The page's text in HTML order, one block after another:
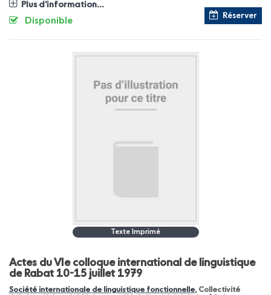
Plus d'information...
Réserver
Disponible
Texte Imprimé
Actes du VIe colloque international de linguistique
de Rabat 10-15 juillet 1979
Société internationale de linguistique fonctionnelle, Collectivité